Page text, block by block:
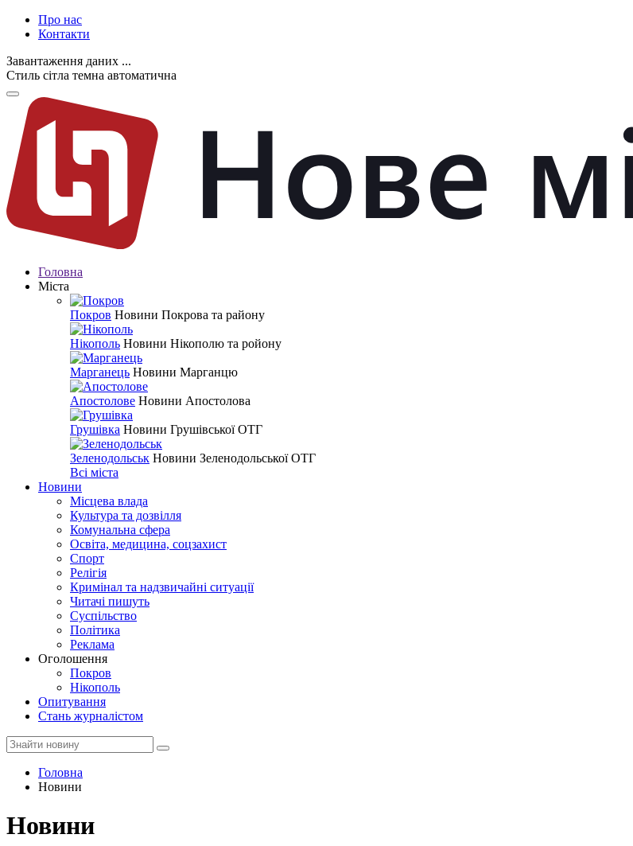
Про нас
Контакти
Завантаження даних ...
Стиль сітла темна автоматична
Головна
Міста
Покров Новини Покрова та району
Нікополь Новини Нікополю та ройону
Марганець Новини Марганцю
Апостолове Новини Апостолова
Грушівка Новини Грушівської ОТГ
Зеленодольськ Новини Зеленодольської ОТГ
Всі міста
Новини
Місцева влада
Культура та дозвілля
Комунальна сфера
Освіта, медицина, соцзахист
Спорт
Релігія
Кримінал та надзвичайні ситуації
Читачі пишуть
Суспільство
Політика
Реклама
Оголошення
Покров
Нікополь
Опитування
Стань журналістом
Головна
Новини
Новини